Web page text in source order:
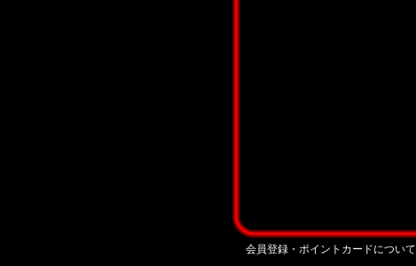
会員登録・ポイントカードについて